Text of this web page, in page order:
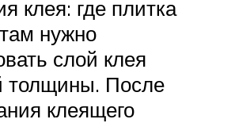
клея: где плитка
нужно
слой клея
толщины. После
клеящего